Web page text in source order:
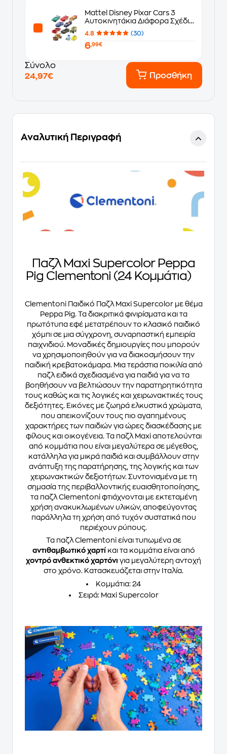
Mattel Disney Pixar Cars 3
Αυτοκινητάκια Διάφορα Σχέδια
DXV29
4.8 (30)
6,99€
Σύνολο
24,97€
Προσθήκη
Αναλυτική Περιγραφή
Παζλ Maxi Supercolor Peppa
Pig Clementoni (24 Κομμάτια)
Clementoni Παιδικό Παζλ Maxi Supercolor με θέμα
Peppa Pig. Τα διακριτικά φινιρίσματα και τα
πρωτότυπα εφέ μετατρέπουν το κλασικό παιδικό
χόμπι σε μια σύγχρονη, συναρπαστική εμπειρία
παιχνιδιού. Μοναδικές δημιουργίες που μπορούν
να χρησιμοποιηθούν για να διακοσμήσουν την
παιδική κρεβατοκάμαρα. Μια τεράστια ποικιλία από
παζλ ειδικά σχεδιασμένα για παιδιά για να τα
βοηθήσουν να βελτιώσουν την παρατηρητικότητα
τους καθώς και τις λογικές και χειρωνακτικές τους
δεξιότητες. Εικόνες με ζωηρά ελκυστικά χρώματα,
που απεικονίζουν τους πιο αγαπημένους
χαρακτήρες των παιδιών για ώρες διασκέδασης με
φίλους και οικογένεια. Τα παζλ Maxi αποτελούνται
από κομμάτια που είναι μεγαλύτερα σε μέγεθος,
κατάλληλα για μικρά παιδιά και συμβάλλουν στην
ανάπτυξη της παρατήρησης, της λογικής και των
χειρωνακτικών δεξιοτήτων. Συντονισμένα με τη
σημασία της περιβαλλοντικής ευαισθητοποίησης,
τα παζλ Clementoni φτιάχνονται με εκτεταμένη
χρήση ανακυκλωμένων υλικών, αποφεύγοντας
παράλληλα τη χρήση από τυχόν συστατικά που
περιέχουν ρύπους.
Τα παζλ Clementoni είναι τυπωμένα σε
αντιθαμβωτικό χαρτί και τα κομμάτια είναι από
χοντρό ανθεκτικό χαρτόνι για μεγαλύτερη αντοχή
στο χρόνο. Κατασκευάζεται στην Ιταλία.
Κομμάτια: 24
Σειρά: Maxi Supercolor